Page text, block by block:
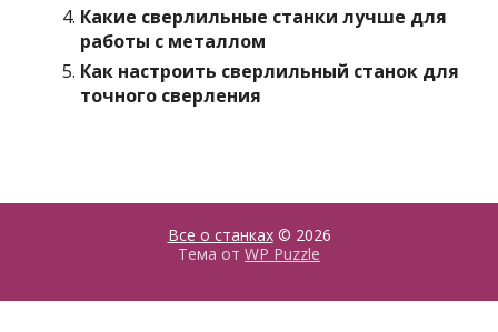
Какие сверлильные станки лучше для
работы с металлом
Как настроить сверлильный станок для
точного сверления
Все о станках© 2026
Тема от WP Puzzle